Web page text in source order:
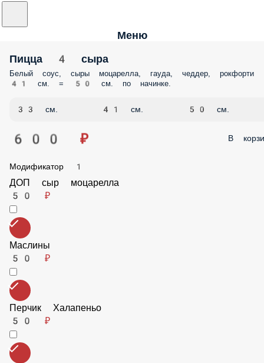
Меню
Пицца 4 сыра
Белый соус, сыры моцарелла, гауда, чеддер, рокфорти 41 см. = 50 см.
начинке.
33 см. 41 см. 50 см.
600 ₽ В
Модификатор 1
ДОП сыр моцарелла
50 ₽
Маслины
50 ₽